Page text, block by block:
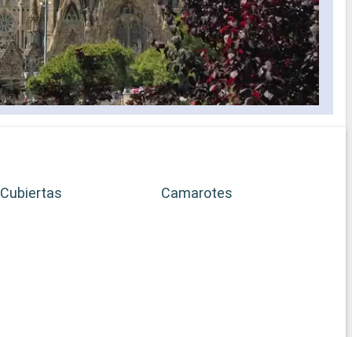
Cubiertas Camarotes